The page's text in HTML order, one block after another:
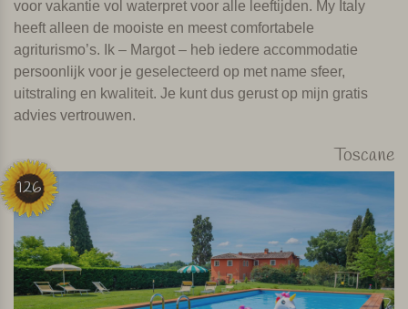
voor vakantie vol waterpret voor alle leeftijden. My Italy
heeft alleen de mooiste en meest comfortabele
agriturismo’s. Ik – Margot – heb iedere accommodatie
persoonlijk voor je geselecteerd op met name sfeer,
uitstraling en kwaliteit. Je kunt dus gerust op mijn gratis
advies vertrouwen.
Toscane
126